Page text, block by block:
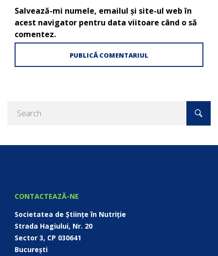
Salvează-mi numele, emailul și site-ul web în
acest navigator pentru data viitoare când o să
comentez.
după:
CONTACTEAZĂ-NE
Societatea de Științe în Nutriție
Strada Hagiului, Nr. 20
Sector 3, CP 030641
București